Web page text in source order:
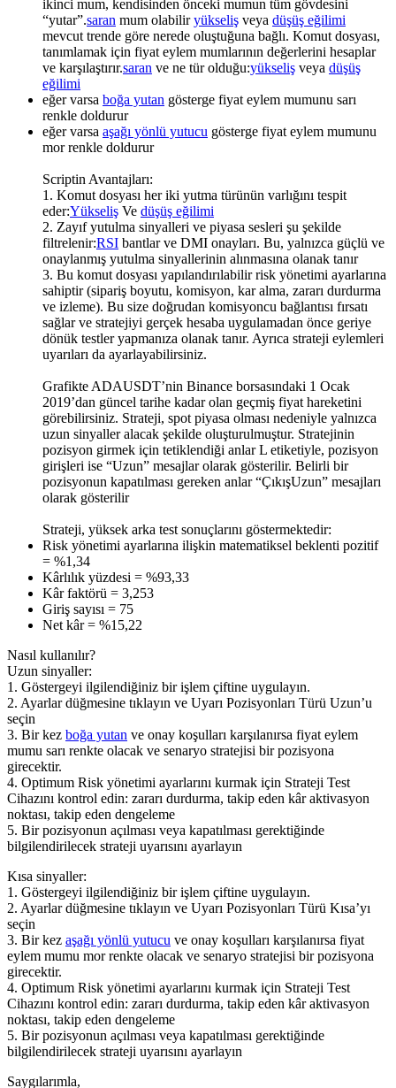
ikinci mum, kendisinden önceki mumun tüm gövdesini
“yutar”.saran mum olabiliryükseliş veya düşüş eğilimi
mevcut trende göre nerede oluştuğuna bağlı. Komut dosyası,
tanımlamak için fiyat eylem mumlarının değerlerini hesaplar
ve karşılaştırır.saran ve ne tür olduğu:yükseliş veya düşüş
eğilimi
eğer varsa boğa yutan gösterge fiyat eylem mumunu sarı
renkle doldurur
eğer varsa aşağı yönlü yutucu gösterge fiyat eylem mumunu
mor renkle doldurur
Scriptin Avantajları:
1. Komut dosyası her iki yutma türünün varlığını tespit
eder:Yükseliş Ve düşüş eğilimi
2. Zayıf yutulma sinyalleri ve piyasa sesleri şu şekilde
filtrelenir:RSI bantlar ve DMI onayları. Bu, yalnızca güçlü ve
onaylanmış yutulma sinyallerinin alınmasına olanak tanır
3. Bu komut dosyası yapılandırılabilir risk yönetimi ayarlarına
sahiptir (sipariş boyutu, komisyon, kar alma, zararı durdurma
ve izleme). Bu size doğrudan komisyoncu bağlantısı fırsatı
sağlar ve stratejiyi gerçek hesaba uygulamadan önce geriye
dönük testler yapmanıza olanak tanır. Ayrıca strateji eylemleri
uyarıları da ayarlayabilirsiniz.
Grafikte ADAUSDT’nin Binance borsasındaki 1 Ocak
2019’dan güncel tarihe kadar olan geçmiş fiyat hareketini
görebilirsiniz. Strateji, spot piyasa olması nedeniyle yalnızca
uzun sinyaller alacak şekilde oluşturulmuştur. Stratejinin
pozisyon girmek için tetiklendiği anlar L etiketiyle, pozisyon
girişleri ise “Uzun” mesajlar olarak gösterilir. Belirli bir
pozisyonun kapatılması gereken anlar “ÇıkışUzun” mesajları
olarak gösterilir
Strateji, yüksek arka test sonuçlarını göstermektedir:
Risk yönetimi ayarlarına ilişkin matematiksel beklenti pozitif
= %1,34
Kârlılık yüzdesi = %93,33
Kâr faktörü = 3,253
Giriş sayısı = 75
Net kâr = %15,22
Nasıl kullanılır?
Uzun sinyaller:
1. Göstergeyi ilgilendiğiniz bir işlem çiftine uygulayın.
2. Ayarlar düğmesine tıklayın ve Uyarı Pozisyonları Türü Uzun’u
seçin
3. Bir kez boğa yutan ve onay koşulları karşılanırsa fiyat eylem
mumu sarı renkte olacak ve senaryo stratejisi bir pozisyona
girecektir.
4. Optimum Risk yönetimi ayarlarını kurmak için Strateji Test
Cihazını kontrol edin: zararı durdurma, takip eden kâr aktivasyon
noktası, takip eden dengeleme
5. Bir pozisyonun açılması veya kapatılması gerektiğinde
bilgilendirilecek strateji uyarısını ayarlayın
Kısa sinyaller:
1. Göstergeyi ilgilendiğiniz bir işlem çiftine uygulayın.
2. Ayarlar düğmesine tıklayın ve Uyarı Pozisyonları Türü Kısa’yı
seçin
3. Bir kez aşağı yönlü yutucu ve onay koşulları karşılanırsa fiyat
eylem mumu mor renkte olacak ve senaryo stratejisi bir pozisyona
girecektir.
4. Optimum Risk yönetimi ayarlarını kurmak için Strateji Test
Cihazını kontrol edin: zararı durdurma, takip eden kâr aktivasyon
noktası, takip eden dengeleme
5. Bir pozisyonun açılması veya kapatılması gerektiğinde
bilgilendirilecek strateji uyarısını ayarlayın
Saygılarımla,